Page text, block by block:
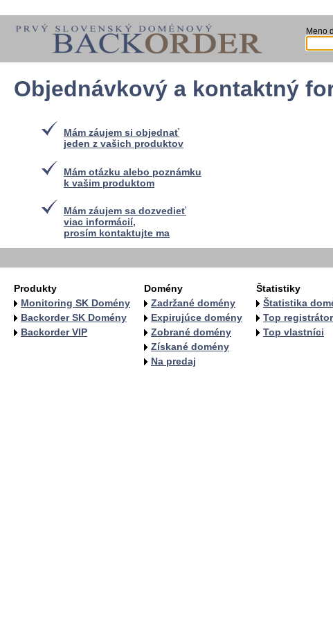
Meno
Objednávkový a kontaktný
Mám záujem si objednať
jeden z vašich produktov
Mám otázku alebo poznámku
k vašim produktom
Mám záujem sa dozvedieť
viac informácií,
prosím kontaktujte ma
Produkty
Monitoring SK Domény
Backorder SK Domény
Backorder VIP
Domény
Zadržané domény
Expirujúce domény
Zobrané domény
Získané domény
Na predaj
Štatistiky
Štatistika
Top
Top vlastníci